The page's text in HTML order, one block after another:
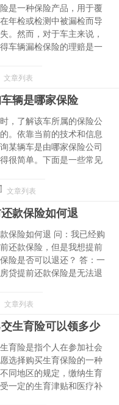
是一种保险产品，用于覆
年检或检测中被漏检而导
。然而，对于车主来说，
车辆漏检保险的理赔是一
文章列表
辆是哪家保险
，了解该车所属的保险公
。依靠当前的技术和信息
某辆车是由哪家保险公司
很简单。下面是一些常见
文章列表
款保险如何退
保险如何退 问：我已经购
还款保险，但是我想提前
险是否可以退还？ 答：一
贷提前还款保险是无法退
文章列表
生育险可以领多少
育险是指个人在参加社会
选择购买生育保险的一种
同地区的规定，缴纳生育
一定的生育津贴和医疗补